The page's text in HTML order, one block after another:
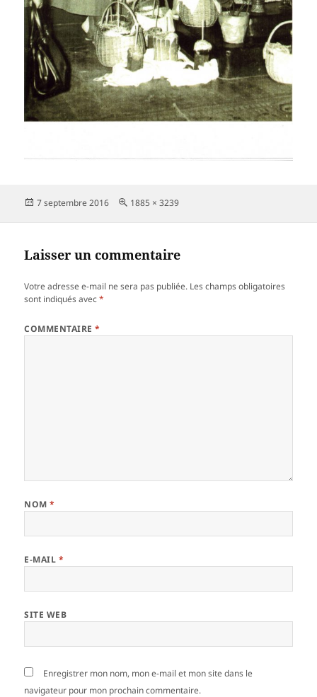
Publié
7 septembre 2016
Taille
1885 × 3239
Laisser un commentaire
Votre adresse e-mail ne sera pas publiée. Les champs obligatoires
sont indiqués avec*
COMMENTAIRE*
NOM*
E-MAIL *
SITE WEB
Enregistrer mon nom, mon e-mail et mon site dans le
navigateur pour mon prochain commentaire.